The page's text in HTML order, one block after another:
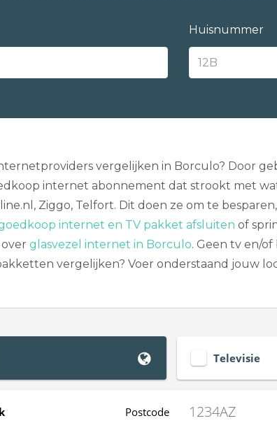
Huisnummer
vergelijken in Borculo? Door
internet abonnement dat strookt met
Ziggo, Telfort. Dit doen ze om te
internet en TV pakket afsluiten of
glasvezel internet in Borculo. Geen tv en/
vergelijken? Voer onderstaand jouw
Televisie
Postcode